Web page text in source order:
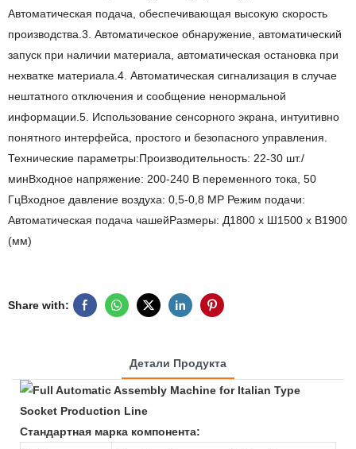
Автоматическая подача, обеспечивающая высокую скорость
производства.3. Автоматическое обнаружение, автоматический
запуск при наличии материала, автоматическая остановка при
нехватке материала.4. Автоматическая сигнализация в случае
нештатного отключения и сообщение ненормальной
информации.5. Использование сенсорного экрана, интуитивно
понятного интерфейса, простого и безопасного управления.
Технические параметры:Производительность: 22-30 шт./
минВходное напряжение: 200-240 В переменного тока, 50
ГцВходное давление воздуха: 0,5-0,8 MP Режим подачи:
Автоматическая подача чашейРазмеры: Д1800 x Ш1500 x В1900
(мм)
Share with:
Детали Продукта
Стандартная марка компонента: